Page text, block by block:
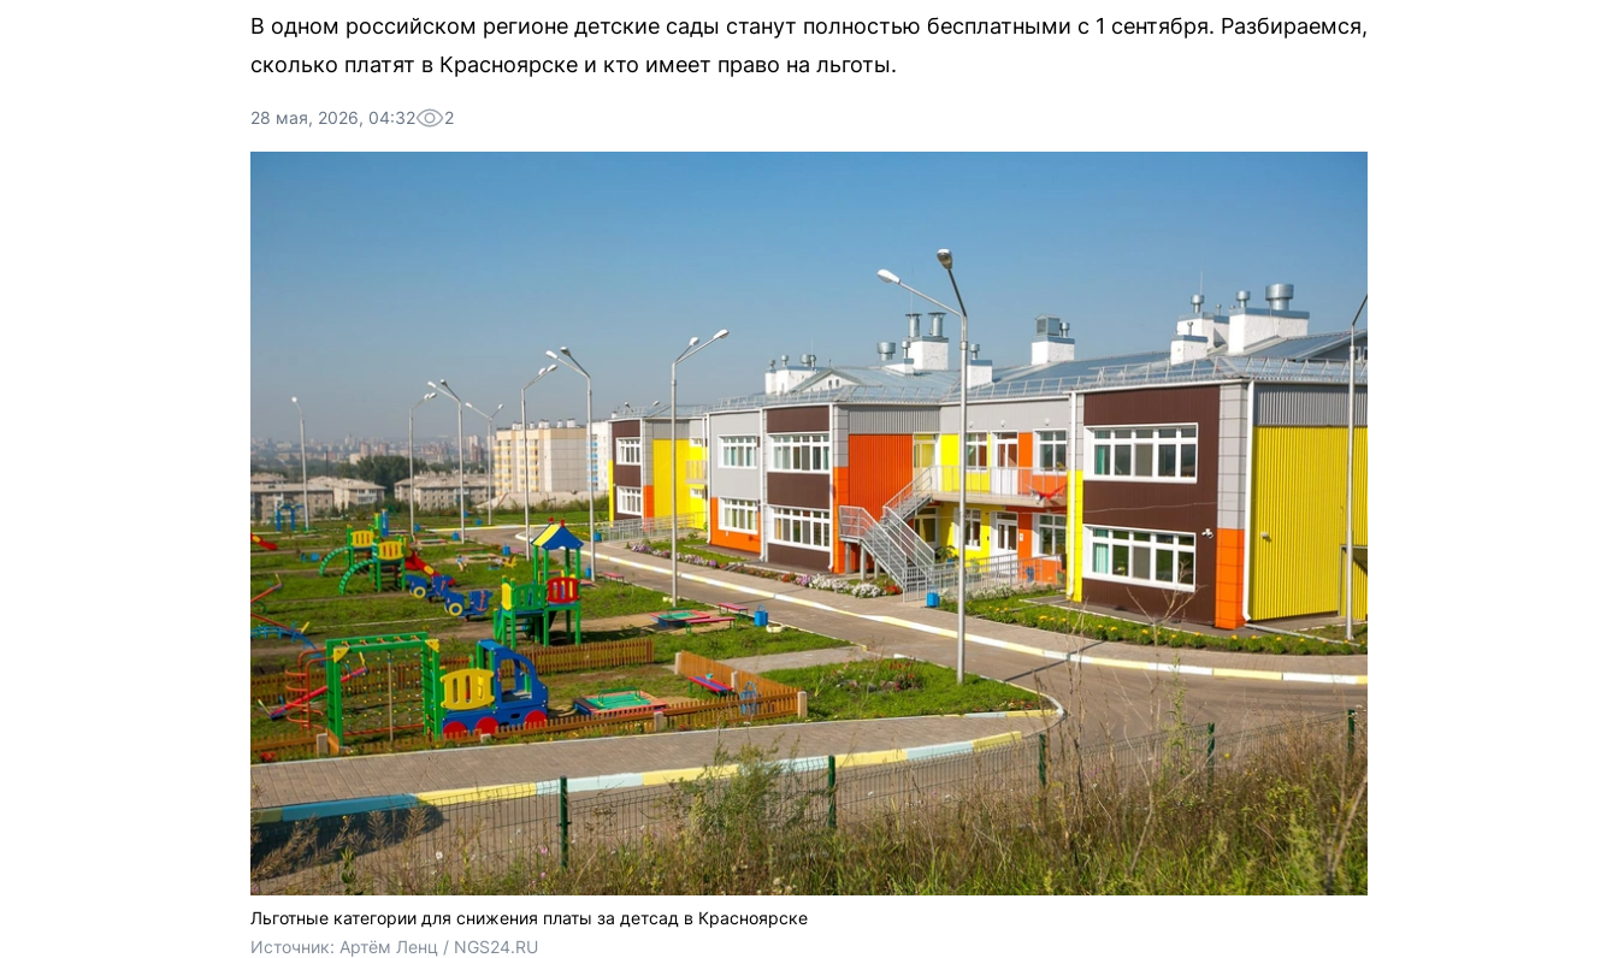
В одном российском регионе детские сады станут полностью бесплатными с 1 сентября. Разбираемся,
сколько платят в Красноярске и кто имеет право на льготы.
28 мая, 2026, 04:32 2
Льготные категории для снижения платы за детсад в Красноярске
Источник: Артём Ленц / NGS24.RU